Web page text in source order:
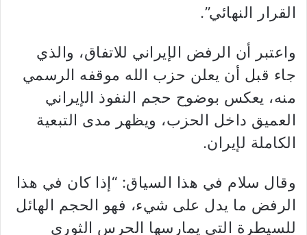
القرار النهائي”.
واعتبر أن الرفض الإيراني للاتفاق، والذي
جاء قبل أن يعلن حزب الله موقفه الرسمي
منه، يعكس بوضوح حجم النفوذ الإيراني
العميق داخل الحزب، ويظهر مدى التبعية
الكاملة لإيران.
وقال سلام في هذا السياق: “إذا كان في هذا
الرفض ما يدل على شيء، فهو الحجم الهائل
للسيطرة التي يمارسها الحرس الثوري